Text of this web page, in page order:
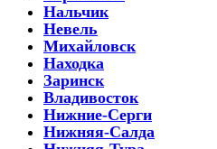
Нальчик
Невель
Михайловск
Находка
Заринск
Владивосток
Нижние-Серги
Нижняя-Салда